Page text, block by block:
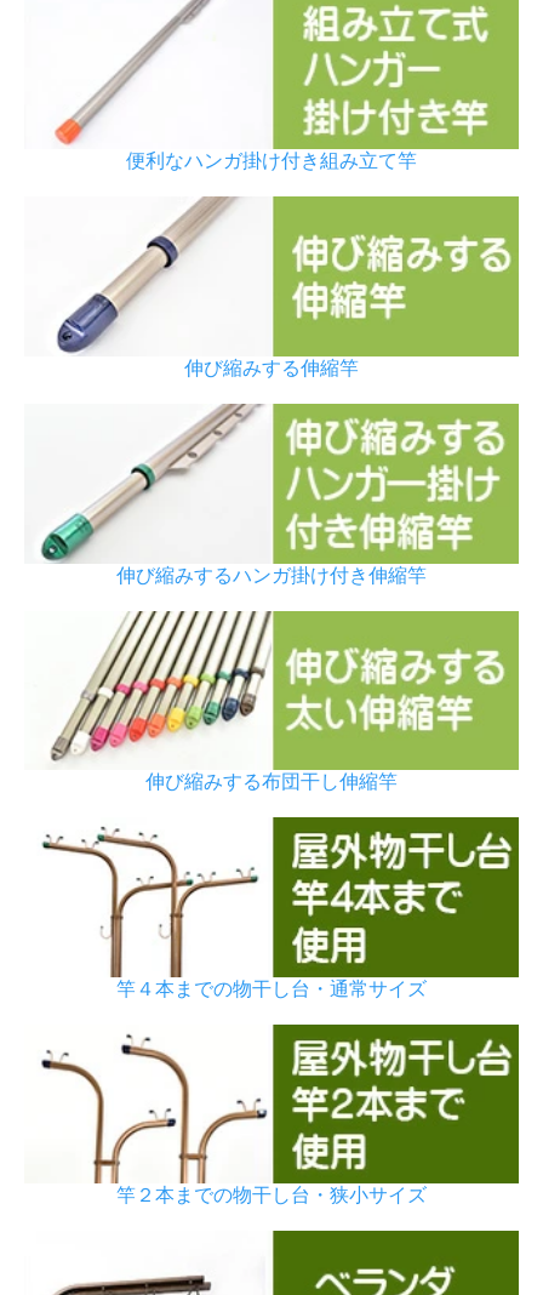
便利なハンガ掛け付き組み立て竿
伸び縮みする伸縮竿
伸び縮みするハンガ掛け付き伸縮竿
伸び縮みする布団干し伸縮竿
竿４本までの物干し台・通常サイズ
竿２本までの物干し台・狭小サイズ